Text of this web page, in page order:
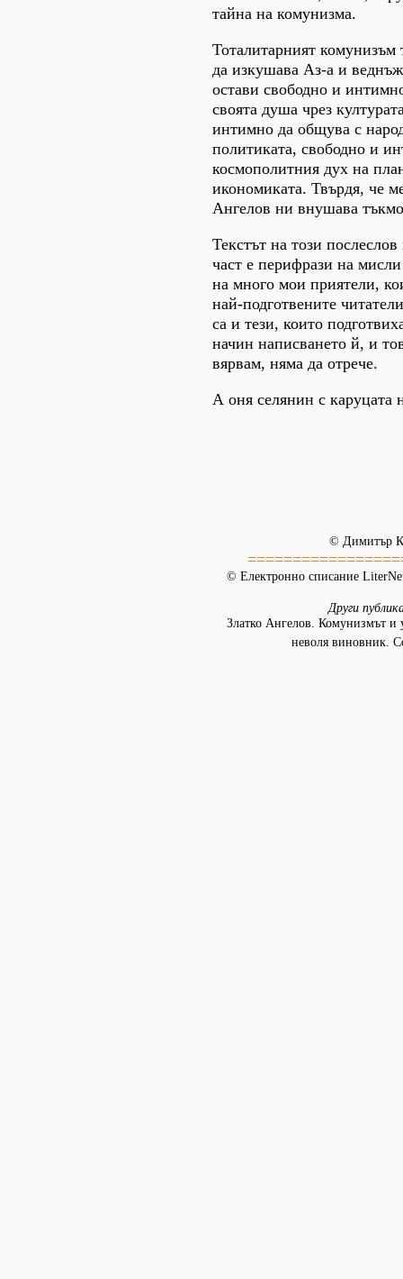
тайна на комунизма.
Тоталитарният комунизъм
да изкушава Аз-а и
остави свободно и
своята душа чрез
интимно да общува с
политиката, свободно и
космополитния дух на
икономиката. Твърдя, че
Ангелов ни внушава
Текстът на този
част е перифрази на
на много мои приятели,
най-подготвените
са и тези, които
начин написването й, и
вярвам, няма да отрече.
А оня селянин с каруцата
© Димитър
© Електронно списание
Други
Златко Ангелов. Комунизмът и
неволя виновник.